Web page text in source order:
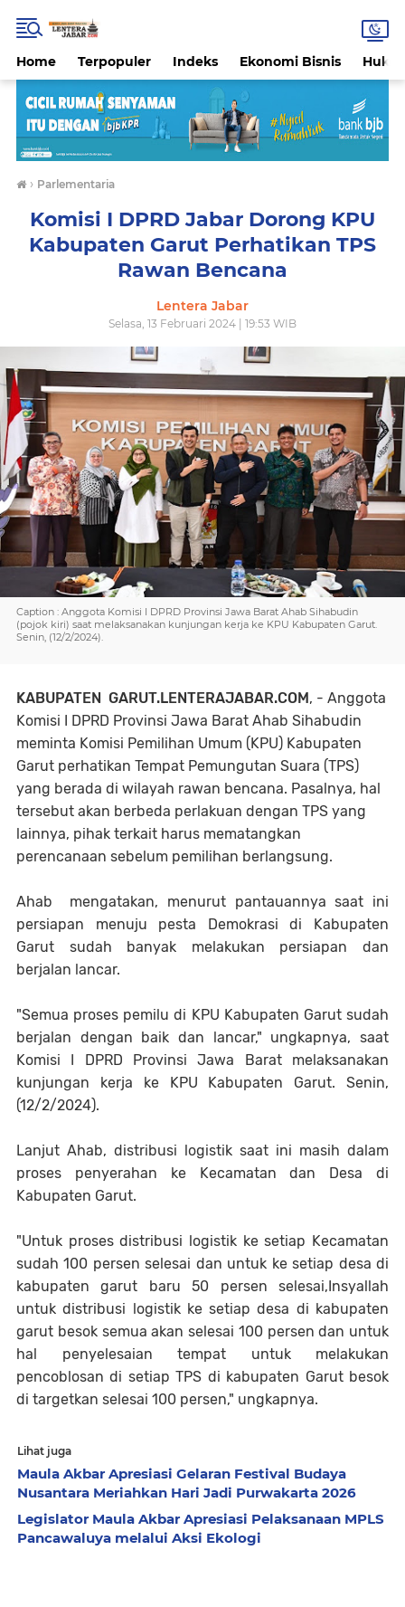
Home Terpopuler Indeks Ekonomi Bisnis
› Parlementaria
Komisi I DPRD Jabar Dorong KPU
Kabupaten Garut Perhatikan TPS
Rawan Bencana
Lentera Jabar
Selasa, 13 Februari 2024 | 19:53 WIB
Caption : Anggota Komisi I DPRD Provinsi Jawa Barat Ahab Sihabudin
(pojok kiri) saat melaksanakan kunjungan kerja ke KPU Kabupaten Garut.
Senin, (12/2/2024).
KABUPATEN GARUT.LENTERAJABAR.COM, - Anggota
Komisi I DPRD Provinsi Jawa Barat Ahab Sihabudin
meminta Komisi Pemilihan Umum (KPU) Kabupaten
Garut perhatikan Tempat Pemungutan Suara (TPS)
yang berada di wilayah rawan bencana. Pasalnya, hal
tersebut akan berbeda perlakuan dengan TPS yang
lainnya, pihak terkait harus mematangkan
perencanaan sebelum pemilihan berlangsung.
Ahab mengatakan, menurut pantauannya saat ini
persiapan menuju pesta Demokrasi di Kabupaten
Garut sudah banyak melakukan persiapan dan
berjalan lancar.
"Semua proses pemilu di KPU Kabupaten Garut sudah
berjalan dengan baik dan lancar," ungkapnya, saat
Komisi I DPRD Provinsi Jawa Barat melaksanakan
kunjungan kerja ke KPU Kabupaten Garut. Senin,
(12/2/2024).
Lanjut Ahab, distribusi logistik saat ini masih dalam
proses penyerahan ke Kecamatan dan Desa di
Kabupaten Garut.
"Untuk proses distribusi logistik ke setiap Kecamatan
sudah 100 persen selesai dan untuk ke setiap desa di
kabupaten garut baru 50 persen selesai,Insyallah
untuk distribusi logistik ke setiap desa di kabupaten
garut besok semua akan selesai 100 persen dan untuk
hal penyelesaian tempat untuk melakukan
pencoblosan di setiap TPS di kabupaten Garut besok
di targetkan selesai 100 persen," ungkapnya.
Lihat juga
Maula Akbar Apresiasi Gelaran Festival Budaya
Nusantara Meriahkan Hari Jadi Purwakarta 2026
Legislator Maula Akbar Apresiasi Pelaksanaan MPLS
Pancawaluya melalui Aksi Ekologi